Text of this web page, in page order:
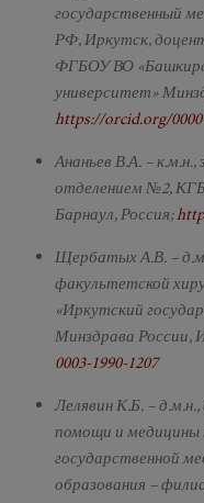
государственный
РФ, Иркутск,
ФГБОУ ВО
университет»
https://orcid.org/
Ананьев В.А. –
отделением №2,
Барнаул, Россия;
Щербатых А.В. –
факультетской
«Иркутский
Минздрава России,
0003-1990-1207
Лелявин К.Б. –
помощи и
государственной
образования –